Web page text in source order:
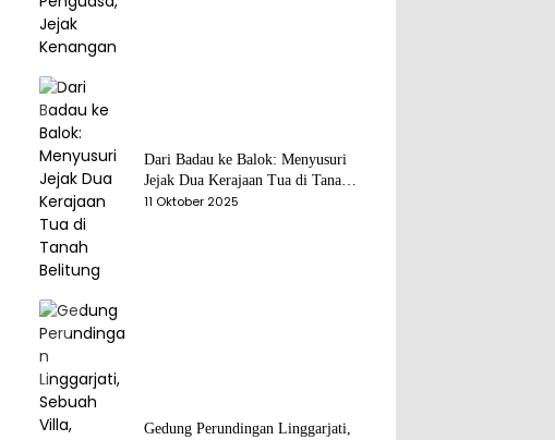
Dari Badau ke Balok: Menyusuri
Jejak Dua Kerajaan Tua di Tanah
Belitung
11 Oktober 2025
Gedung Perundingan Linggarjati,